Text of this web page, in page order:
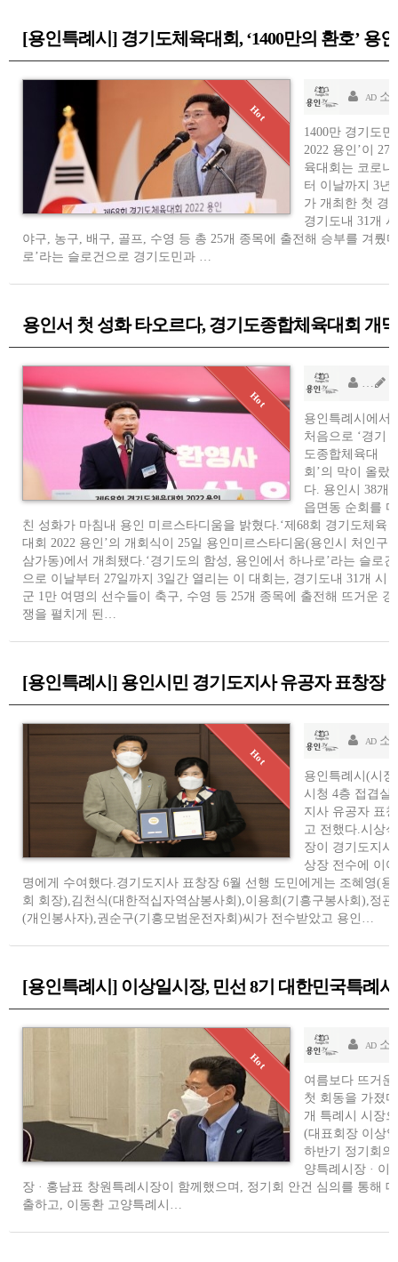
[용인특례시] 경기도체육대회, ‘1400만의 환호’ 용
AD 소
1400만 경기도
2022 용인’이
육대회는 코로
터 이날까지 3년
가 개최한 첫 경
경기도내 31개
야구, 농구, 배구, 골프, 수영 등 총 25개 종목에 출전해 승부를 겨뤘
로’라는 슬로건으로 경기도민과 …
용인서 첫 성화 타오르다, 경기도종합체육대회 개막
AD 소
용인특례시에서
처음으로 ‘경기
도종합체육대
회’의 막이 올랐
다. 용인시 38개
읍면동 순회를 마
친 성화가 마침내 용인 미르스타디움을 밝혔다.‘제68회 경기도체육
대회 2022 용인’의 개회식이 25일 용인미르스타디움(용인시 처인구
삼가동)에서 개최됐다.‘경기도의 함성, 용인에서 하나로’라는 슬로건
으로 이날부터 27일까지 3일간 열리는 이 대회는, 경기도내 31개 시
군 1만 여명의 선수들이 축구, 수영 등 25개 종목에 출전해 뜨거운 경
쟁을 펼치게 된…
[용인특례시] 용인시민 경기도지사 유공자 표창장
AD 소
용인특례시(시
시청 4층 접겹실
지사 유공자 표
고 전했다.시상
장이 경기도지
상장 전수에 이
명에게 수여했다.경기도지사 표창장 6월 선행 도민에게는 조혜영(
회 회장),김천식(대한적십자역삼봉사회),이용희(기흥구봉사회),정
(개인봉사자),권순구(기흥모범운전자회)씨가 전수받았고 용인…
[용인특례시] 이상일시장, 민선 8기 대한민국특례
AD 소
여름보다 뜨거
첫 회동을 가졌
개 특례시 시장
(대표회장 이상
하반기 정기회
양특례시장 · 이
장 · 홍남표 창원특례시장이 함께했으며, 정기회 안건 심의를 통해
출하고, 이동환 고양특례시…